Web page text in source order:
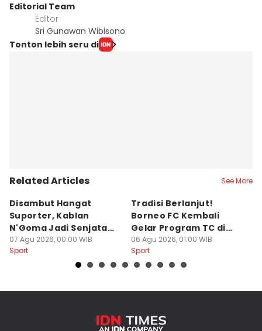
Editorial Team
Editor
Sri Gunawan Wibisono
Tonton lebih seru di
Related Articles See More
Disambut Hangat
Suporter, Kablan
N'Goma Jadi Senjata
Baru Borneo FC
07 Agu 2026, 00:00 WIB
Sport
Tradisi Berlanjut!
Borneo FC Kembali
Gelar Program TC di
Yogyakarta
06 Agu 2026, 01:00 WIB
Sport